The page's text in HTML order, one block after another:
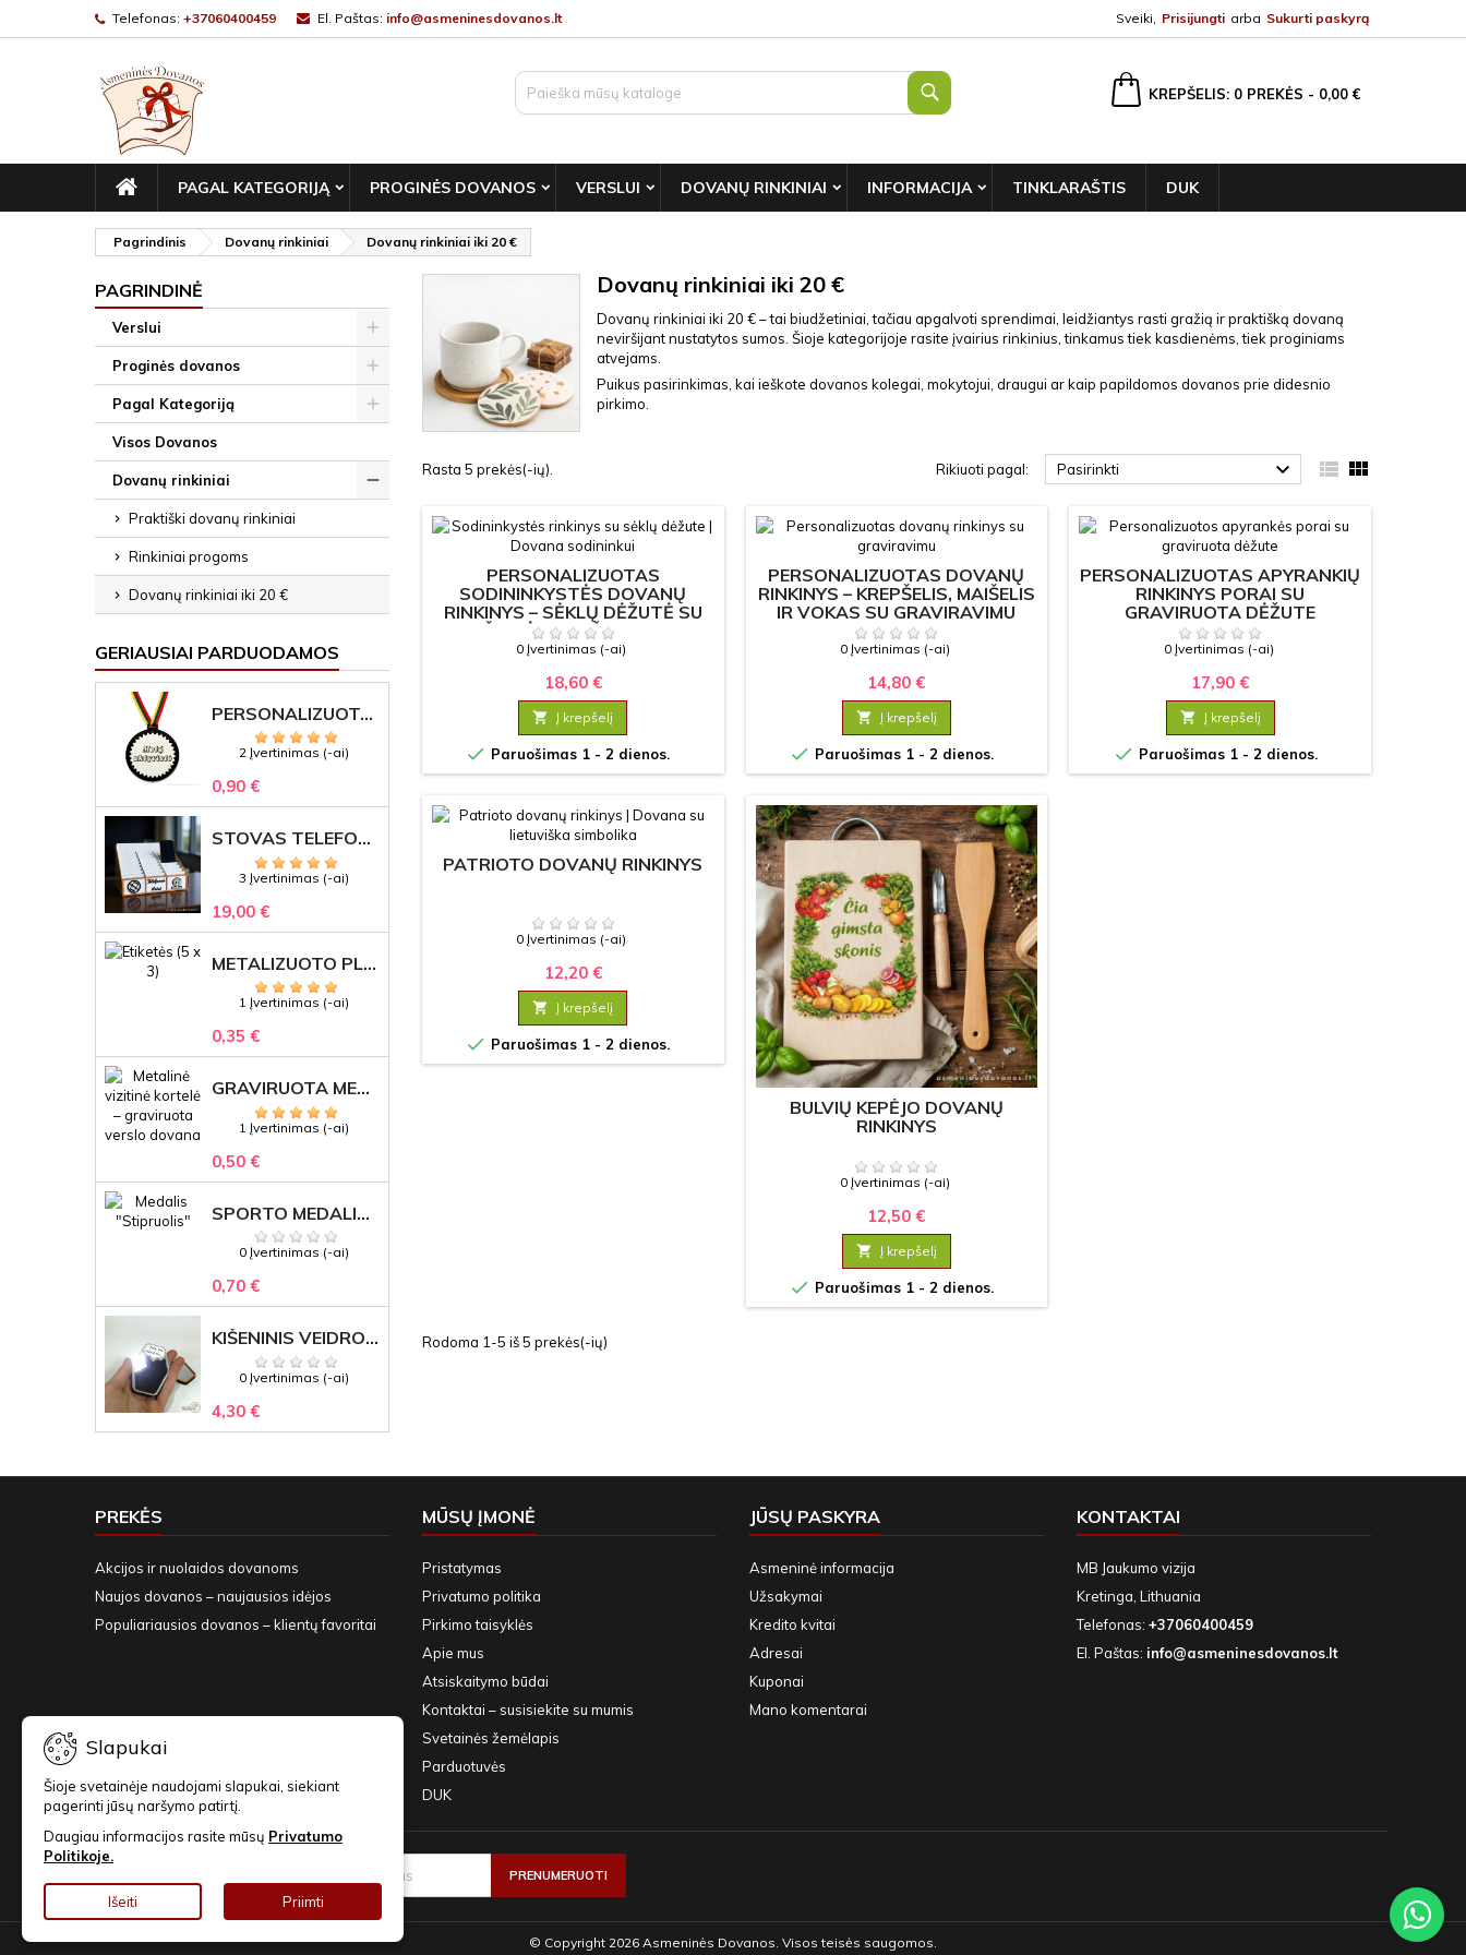
Telefonas: +37060400459 El. Paštas: info@asmeninesdovanos.lt Sveiki, Prisijungti arba Sukurti paskyrą
KREPŠELIS 0 PREKĖS - 0,00 €
PAGRINDINIS
PAGAL KATEGORIJĄ PROGINĖS DOVANOS VERSLUI DOVANŲ RINKINIAI INFORMACIJA TINKLARAŠTIS DUK
Pagrindinis Dovanų rinkiniai Dovanų rinkiniai iki 20 €
PAGRINDINĖ
Verslui
Proginės dovanos
Pagal Kategoriją
Visos Dovanos
Dovanų rinkiniai
Praktiški dovanų rinkiniai
Rinkiniai progoms
Dovanų rinkiniai iki 20 €
GERIAUSIAI PARDUODAMOS
PERSONALIZUOTAS MEDALIS "1" SU GRAVIRUOTU TEKSTU
2 Įvertinimas (-ai)
0,90 €
STOVAS TELEFONAMS KLASEI (27 VIETOS) – GRAVIRUOJAMAS ORGANIZATORIUS
3 Įvertinimas (-ai)
19,00 €
METALIZUOTO PLASTIKO ETIKETĖS SU GRAVIRUOTU TEKSTU -LOGOTIPU
1 Įvertinimas (-ai)
0,35 €
GRAVIRUOTA METALINĖ VIZITINĖ KORTELĖ SU LOGOTIPU – REPREZENTACINĖ VERSLO DOVANA
1 Įvertinimas (-ai)
0,50 €
SPORTO MEDALIS "STIPRUOLIS" SU GRAVIRUOTU TEKSTU
0 Įvertinimas (-ai)
0,70 €
KIŠENINIS VEIDRODĖLIS
0 Įvertinimas (-ai)
4,30 €
Dovanų rinkiniai iki 20 €
Dovanų rinkiniai iki 20 € – tai biudžetiniai, tačiau apgalvoti sprendimai, leidžiantys rasti gražią ir praktišką dovaną
neviršijant nustatytos sumos. Šioje kategorijoje rasite įvairius rinkinius, tinkamus tiek kasdienėms, tiek proginiams
atvejams.
Puikus pasirinkimas, kai ieškote dovanos kolegai, mokytojui, draugui ar kaip papildomos dovanos prie didesnio
pirkimo.
Rasta 5 prekės(-ių). Rikiuoti pagal: Pasirinkti   
PERSONALIZUOTAS
SODININKYSTĖS DOVANŲ
RINKINYS – SĖKLŲ DĖŽUTĖ SU
PIRŠTINĖMIS IR ŽYMEKLIAIS
0 Įvertinimas (-ai)
18,60 €
 Į krepšelį
 Paruošimas 1 - 2 dienos.
PERSONALIZUOTAS DOVANŲ
RINKINYS – KREPŠELIS, MAIŠELIS
IR VOKAS SU GRAVIRAVIMU
0 Įvertinimas (-ai)
14,80 €
 Į krepšelį
 Paruošimas 1 - 2 dienos.
PERSONALIZUOTAS APYRANKIŲ
RINKINYS PORAI SU
GRAVIRUOTA DĖŽUTE
0 Įvertinimas (-ai)
17,90 €
 Į krepšelį
 Paruošimas 1 - 2 dienos.
PATRIOTO DOVANŲ RINKINYS
0 Įvertinimas (-ai)
12,20 €
 Į krepšelį
 Paruošimas 1 - 2 dienos.
BULVIŲ KEPĖJO DOVANŲ
RINKINYS
0 Įvertinimas (-ai)
12,50 €
 Į krepšelį
 Paruošimas 1 - 2 dienos.
Rodoma 1-5 iš 5 prekės(-ių)
PREKĖS
Akcijos ir nuolaidos dovanoms
Naujos dovanos – naujausios idėjos
Populiariausios dovanos – klientų favoritai
MŪSŲ ĮMONĖ
Pristatymas
Privatumo politika
Pirkimo taisyklės
Apie mus
Atsiskaitymo būdai
Kontaktai – susisiekite su mumis
Svetainės žemėlapis
Parduotuvės
DUK
JŪSŲ PASKYRA
Asmeninė informacija
Užsakymai
Kredito kvitai
Adresai
Kuponai
Mano komentarai
KONTAKTAI
MB Jaukumo vizija
Kretinga, Lithuania
Telefonas: +37060400459
El. Paštas: info@asmeninesdovanos.lt
Slapukai
Šioje svetainėje naudojami slapukai, siekiant
pagerinti jūsų naršymo patirtį.
Daugiau informacijos rasite mūsų Privatumo
Politikoje.
Išeiti Priimti
© Copyright 2026 Asmeninės Dovanos. Visos teisės saugomos.